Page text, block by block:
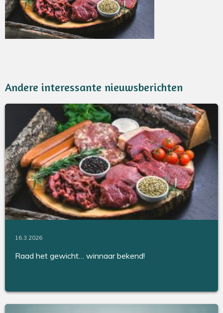
Andere interessante nieuwsberichten
16.3.2026
Raad het gewicht… winnaar bekend!